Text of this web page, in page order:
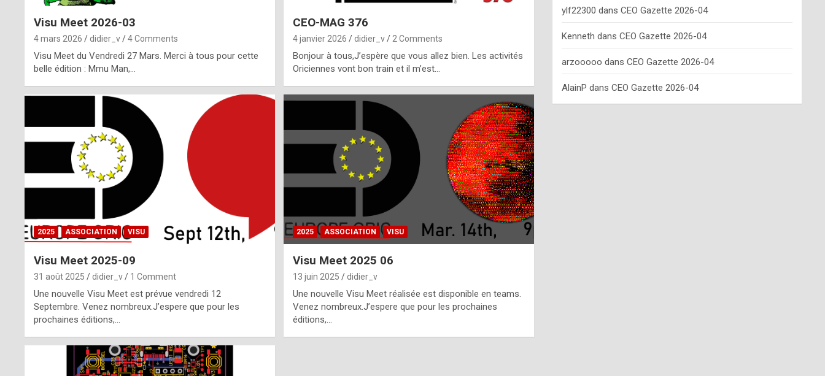
m
Visu Meet 2026-03
4 mars 2026 didier_v 4 Comments
Visu Meet du Vendredi 27 Mars. Merci à tous pour cette
belle édition : Mmu Man,…
CEO-MAG 376
4 janvier 2026 didier_v 2 Comments
Bonjour à tous,J’espère que vous allez bien. Les activités
Oriciennes vont bon train et il m’est…
2025 ASSOCIATION VISU
Visu Meet 2025-09
31 août 2025 didier_v 1 Comment
Une nouvelle Visu Meet est prévue vendredi 12
Septembre. Venez nombreux.J’espere que pour les
prochaines éditions,…
2025 ASSOCIATION VISU
Visu Meet 2025 06
13 juin 2025 didier_v
Une nouvelle Visu Meet réalisée est disponible en teams.
Venez nombreux.J’espere que pour les prochaines
éditions,…
ylf22300 dans CEO Gazette 2026-04
Kenneth dans CEO Gazette 2026-04
arzooooo dans CEO Gazette 2026-04
AlainP dans CEO Gazette 2026-04